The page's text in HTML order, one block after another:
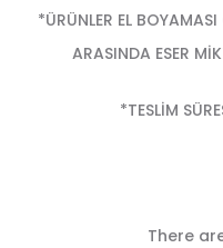
*ÜRÜNLER EL
ARASINDA ESER
*TESLİM
There